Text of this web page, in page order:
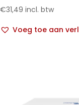
€31,49 incl. btw
Voeg toe aan